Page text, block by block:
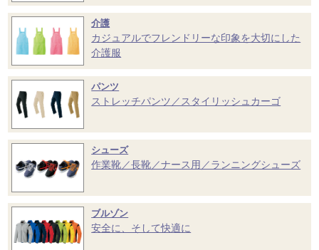
介護
カジュアルでフレンドリーな印象を大切にした
介護服
パンツ
ストレッチパンツ／スタイリッシュカーゴ
シューズ
作業靴／長靴／ナース用／ランニングシューズ
ブルゾン
安全に、そして快適に